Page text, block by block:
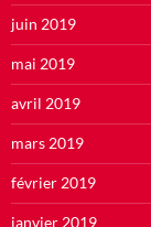
juin 2019
mai 2019
avril 2019
mars 2019
février 2019
janvier 2019